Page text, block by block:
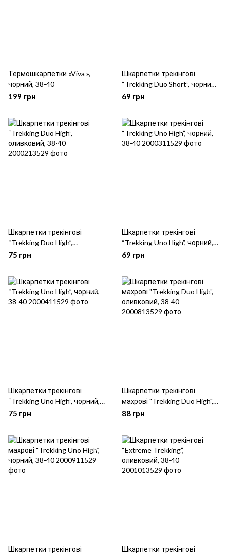
Термошкарпетки «Viva »,
чорний, 38-40
199 грн
Шкарпетки трекінгові
“Trekking Duo Short”, чорний,
38-40
69 грн
Шкарпетки трекінгові
“Trekking Duo High”,
оливковий, 38-40
75 грн
Шкарпетки трекінгові
“Trekking Uno High”, чорний,
38-40
69 грн
Шкарпетки трекінгові
“Trekking Uno High”, чорний,
38-40
75 грн
Шкарпетки трекінгові
махрові "Trekking Duo High",
оливковий, 38-40
88 грн
Шкарпетки трекінгові Шкарпетки трекінгові